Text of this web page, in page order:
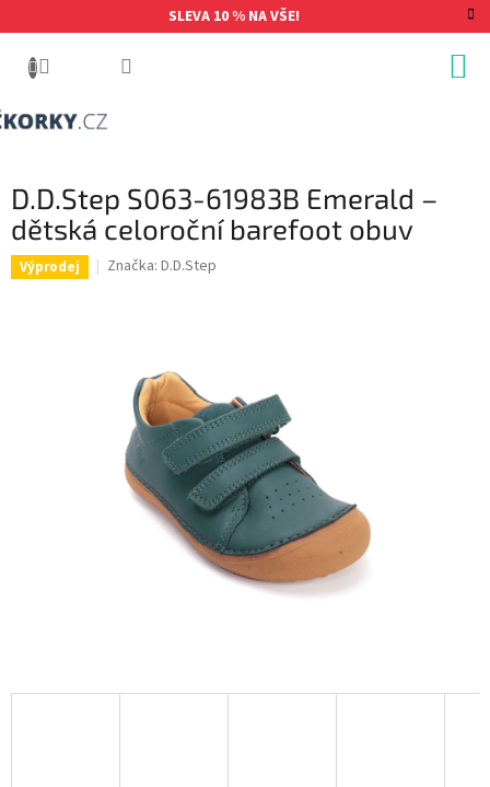
na
SLEVA 10 % NA VŠE!
D.D.Step S063-61983B Emerald –
dětská celoroční barefoot obuv
Výprodej Značka: D.D.Step